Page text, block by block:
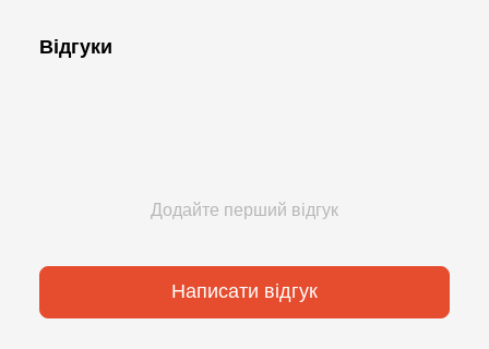
Відгуки
Додайте перший відгук
Написати відгук